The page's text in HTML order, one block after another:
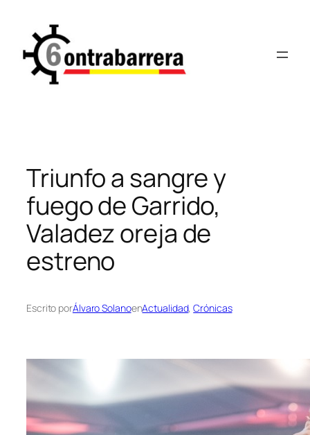
contenido
Triunfo a sangre y
fuego de Garrido,
Valadez oreja de
estreno
Escrito porÁlvaro SolanoenActualidad, Crónicas